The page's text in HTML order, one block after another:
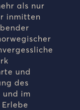
als nur
inmitten
und
des
und im